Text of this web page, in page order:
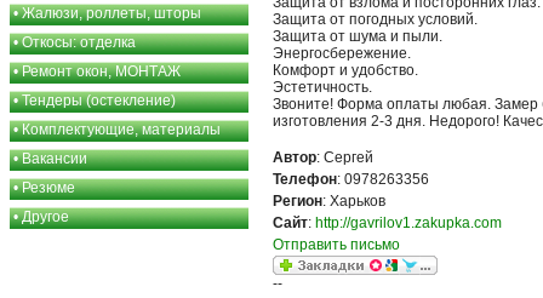
•Жалюзи, роллеты, шторы
•Откосы: отделка
•Ремонт окон, МОНТАЖ
•Тендеры (остекление)
•Комплектующие, материалы
•Вакансии
•Резюме
•Другое
Защита от погодных условий.
Защита от шума и пыли.
Энергосбережение.
Комфорт и удобство.
Эстетичность.
Звоните! Форма оплаты любая. Замер
изготовления 2-3 дня. Недорого!
Автор: Сергей
Телефон: 0978263356
Регион: Харьков
Сайт: http://gavrilov1.zakupka.com
Отправить письмо
--